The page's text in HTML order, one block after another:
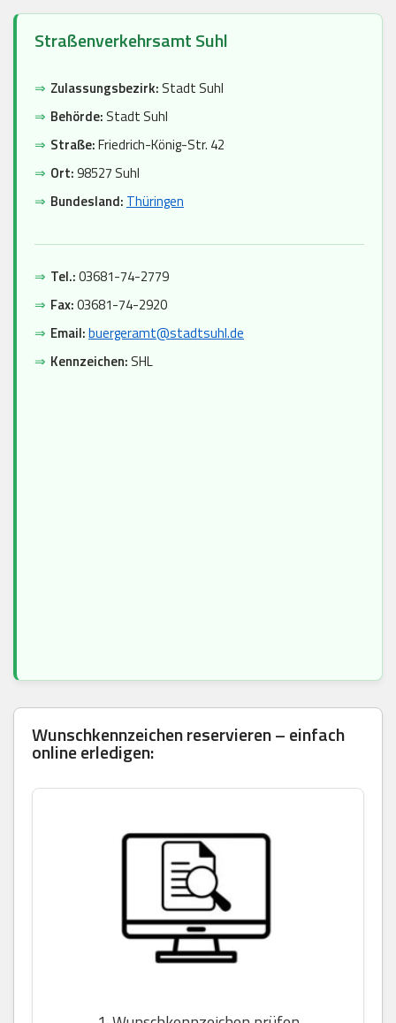
Straßenverkehrsamt Suhl
⇒ Zulassungsbezirk: Stadt Suhl
⇒ Behörde: Stadt Suhl
⇒ Straße:Friedrich-König-Str. 42
⇒ Ort:98527 Suhl
⇒ Bundesland: Thüringen
⇒ Tel.:03681-74-2779
⇒ Fax:03681-74-2920
⇒ Email:buergeramt@stadtsuhl.de
⇒ Kennzeichen: SHL
Wunschkennzeichen reservieren – einfach
online erledigen: